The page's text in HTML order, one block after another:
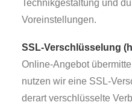
Technikgestaltung und
Voreinstellungen.
SSL-Verschlüsselung
Online-Angebot
nutzen wir eine SSL-
derart verschlüsselte